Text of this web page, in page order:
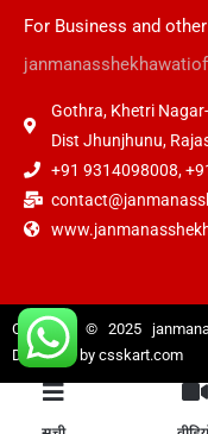
For Business and
Gothra, Khetri
Dist Jhunjhunu,
+91 9314098008,
Copyright © 2025
Designed by csskart.com